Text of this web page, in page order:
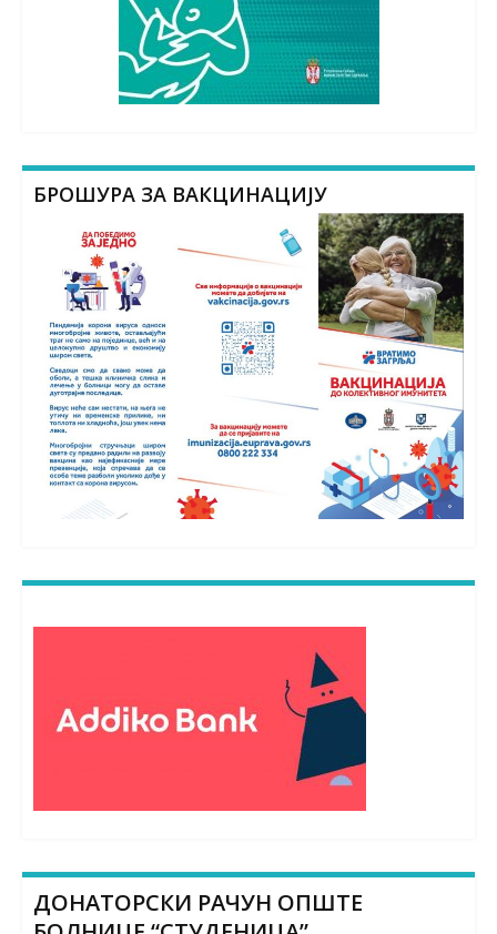
БРОШУРА ЗА ВАКЦИНАЦИЈУ
ДОНАТОРСКИ РАЧУН ОПШТЕ